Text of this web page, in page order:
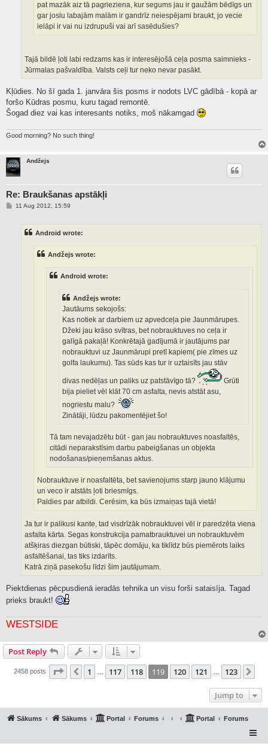
pat mazāk aiz tā pagrieziena, kur segums jau ir gaužām bēdīgs un
gar joslu labajām malām ir gandrīz neiespējami braukt, jo vecie
ielāpi ir vai nu izdrupuši vai arī sasēdušies?
Tajā bildē ļoti labi redzams kas ir interesējošā ceļa posma saimnieks -
Jūrmalas pašvaldība. Valsts ceļi tur neko nevar pasākt.
Kļūdies. No šī gada 1. janvāra šis posms ir nodots LVC gādībā - kopā ar
foršo Kūdras posmu, kuru tagad remontē.
Šogad diez vai kas interesants notiks, moš nākamgad
Good morning? No such thing!
Andžejs
Re: Braukšanas apstākļi
P11 Aug 2012, 15:59
Android wrote:
Andžejs wrote:
Android wrote:
Andžejs wrote:
Jautāums sekojošs:
Kas notiek ar darbiem uz apvedceļa pie Jaunmārupes.
Džeki jau krāso svītras, bet nobrauktuves no ceļa ir
galīgā pakaļā! Konkrētajā gadījumā ir jautājums par
nobrauktuvi uz Jaunmārupi pretī kapiem( pie zīmes uz
golfa laukumu). Tas sūds kas tur ir uztaisīts jau stāv
divas nedēļas un paliks uz patstāvīgo tā?
Grūti
bija pieliet vēl klāt 70 cm asfalta, nevis atstāt asu,
nogriestu malu?
Zinātāji, lūdzu pakomentējiet šo!
Tā tam nevajadzētu būt - gan jau nobrauktuves noasfaltēs,
citādi neparakstīsim darbu pabeigšanas un objekta
nodošanas/pieņemšanas aktus.
Nobrauktuve ir noasfaltēta, bet savienojums starp jauno klājumu
un veco ir atstāts ļoti briesmīgs.
Paldies par atbildi. Cerēsim, ka būs izmaiņas tajā vietā!
Ja tur ir palikusi kante, tad visdrīzāk nobrauktuvei vēl ir paredzēta viena
asfalta kārta. Segas konstrukcija pamatbrauktuvei un nobrauktuvēm
atšķiras diezgan būtiski, tāpēc domāju, ka tiklīdz būs piemērots laiks
asfaltēšanai, tas tiks izdarīts.
Katrā ziņā pasekošu līdzi šim jautājumam.
Piektdienas pēcpusdienā ieradās tehnika un visu forši sataisīja. Tagad
prieks braukt!
WESTSIDE
Post Reply
2458 posts Page 119 of 123
Previous
1 117 118 119 120 121 123
Jump to
Sākums Sākums Portal Forums Portal Forums